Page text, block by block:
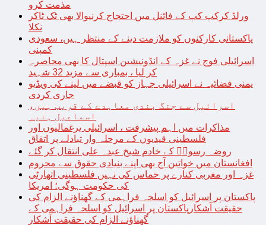
مذمت کرو
ورلڈ کرکپ کپ کے فائنل میں احتجاج کرنیوالا بھی ٹک ٹاکر
نکلا
پاکستانی کارکنوں کو ملازمت دینے کے منتظر ہیں، سعودی
کمپنی
اسرائیلی فوج نے غزہ کے انڈونیشین اسپتال کا بھی محاصرہ
کر لیا ، بمباری سے مزید 32 شہید
یمنی فضائیہ نے اسرائیلی جہاز کو قبضے میں لینے کی ویڈیو
جاری کردی
اسرائیل سے جنگ بندی معاہدے کے قریب ہیں،
اسماعیل ہنیہ
مذاکرات میں اہم پیشرفت ، اسرائیلی یرغمالیوں اور
فلسطینی قیدیوں کے مرحلہ وار تبادلے پر اتفاق
روضہ رسولؐ کے خادم شیخ عبدہ علی انتقال کر گئے
افغانستان میں خواتین آج بھی اپنے بنیادی حقوق سے محروم
غزہ اور مغربی کنارے پر حماس کی نہیں فلسطینی اتھارٹی
کی حکومت ہوگی؛ امریکا
پاکستان پر اسرائیل کو اسلحہ فراہمی کے گھناؤنے الزام کی
حقیقت آشکارپاکستان پر اسرائیل کو اسلحہ فراہمی کے
گھناؤنے الزام کی حقیقت آشکار